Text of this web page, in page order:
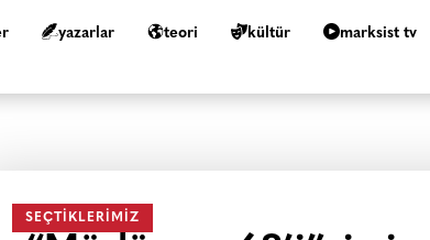
yazarlar teori kültür marksist tv
SEÇTIKLERIMIZ